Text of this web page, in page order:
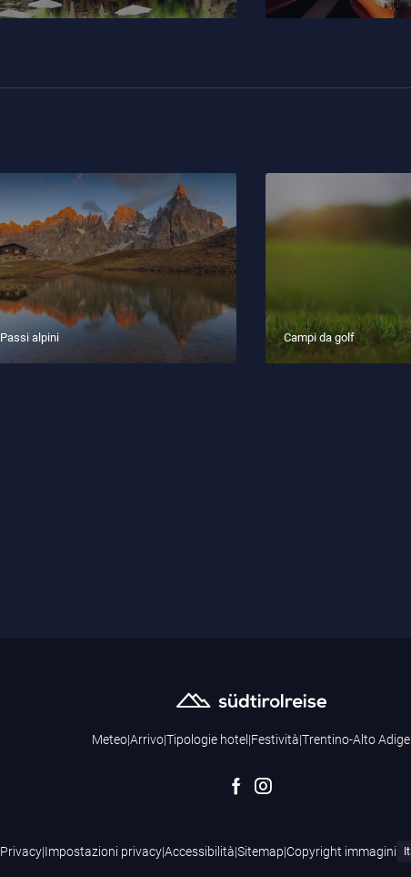
Passi alpini Campi da golf
Meteo|Arrivo|Tipologie hotel |Festività|Trentino-Alto Adige
Privacy|Impostazioni privacy|Accessibilità|Sitemap|Copyright immagini